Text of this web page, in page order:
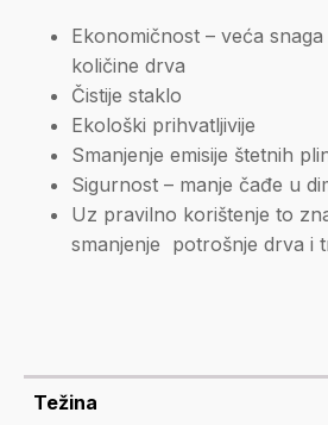
Ekonomičnost – veća snaga
količine drva
Čistije staklo
Ekološki prihvatljivije
Smanjenje emisije štetnih
Sigurnost – manje čađe u
Uz pravilno korištenje to
smanjenje potrošnje drva i
Težina